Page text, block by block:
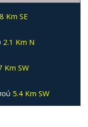
Km SE
2.1 Km N
Km SW
5.4 Km SW